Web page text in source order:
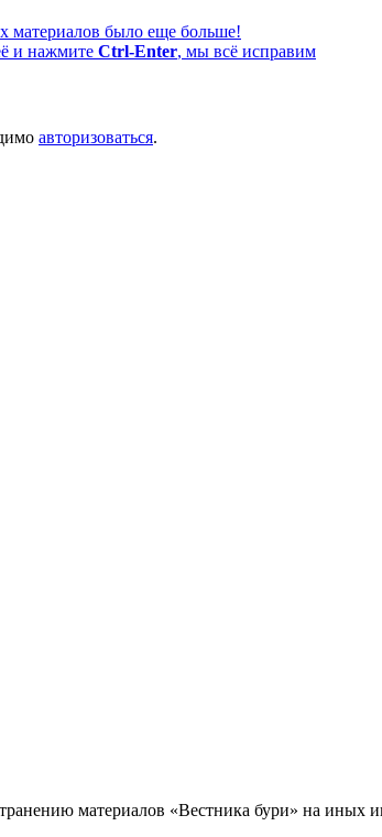
материалов было еще больше!
и нажмите Ctrl-Enter, мы всё исправим
авторизоваться.
материалов «Вестника бури» на